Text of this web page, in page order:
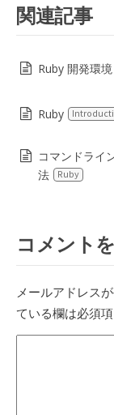
関連記事
Ruby 開発環境
Ruby
コマンドライ
法
Ruby
コメント
メールアドレス
ている欄は必須